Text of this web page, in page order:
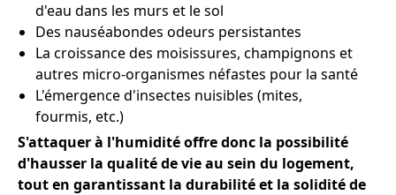
d'eau dans les murs et le sol
Des nauséabondes odeurs persistantes
La croissance des moisissures, champignons et
autres micro-organismes néfastes pour la santé
L'émergence d'insectes nuisibles (mites,
fourmis, etc.)
S'attaquer à l'humidité offre donc la possibilité
d'hausser la qualité de vie au sein du logement,
tout en garantissant la durabilité et la solidité de